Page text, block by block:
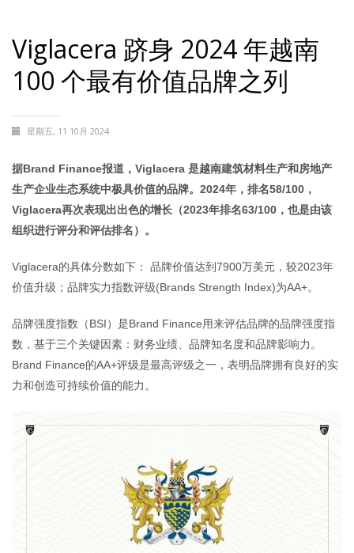
Viglacera 跻身 2024 年越南
100 个最有价值品牌之列
星期五, 11 10月 2024
据Brand Finance报道，Viglacera 是越南建筑材料生产和房地产
生产企业生态系统中极具价值的品牌。2024年，排名58/100，
Viglacera再次表现出出色的增长（2023年排名63/100，也是由该
组织进行评分和评估排名）。
Viglacera的具体分数如下： 品牌价值达到7900万美元，较2023年
价值升级；品牌实力指数评级(Brands Strength Index)为AA+。
品牌强度指数（BSI）是Brand Finance用来评估品牌的品牌强度指
数，基于三个关键因素：财务业绩、品牌知名度和品牌影响力。
Brand Finance的AA+评级是最高评级之一，表明品牌拥有良好的实
力和创造可持续价值的能力。